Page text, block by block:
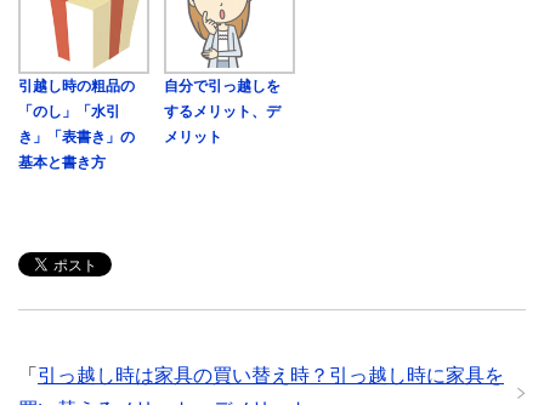
引越し時の粗品の
「のし」「水引
き」「表書き」の
基本と書き方
自分で引っ越しを
するメリット、デ
メリット
「 引っ越し時は家具の買い替え時？引っ越し時に家具を